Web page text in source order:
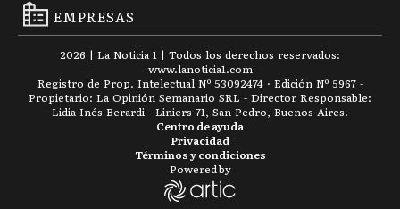
EMPRESAS
2026 | La Noticia 1 | Todos los derechos reservados:
www.lanoticia1.com
Registro de Prop. Intelectual Nº 53092474 · Edición Nº 5967 -
Propietario: La Opinión Semanario SRL - Director Responsable:
Lidia Inés Berardi - Liniers 71, San Pedro, Buenos Aires.
Términos y condiciones
Privacidad
Centro de ayuda
Powered by